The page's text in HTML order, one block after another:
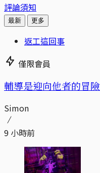
評論須知
最新 更多
返工這回事
僅限會員
輔導是迎向他者的冒
Simon
9 小時前